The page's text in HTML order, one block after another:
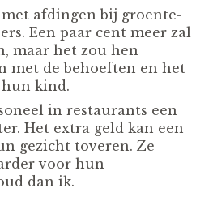
afdingen bij groente-
Een paar cent meer zal
maar het zou hen
met de behoeften en het
kind.
in restaurants een
Het extra geld kan een
gezicht toveren. Ze
voor hun
dan ik.